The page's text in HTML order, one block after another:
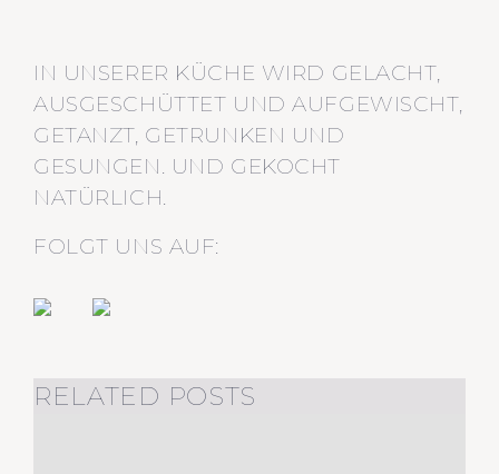
IN UNSERER KÜCHE WIRD GELACHT,
AUSGESCHÜTTET UND AUFGEWISCHT,
GETANZT, GETRUNKEN UND
GESUNGEN. UND GEKOCHT
NATÜRLICH.
FOLGT UNS AUF:
RELATED POSTS